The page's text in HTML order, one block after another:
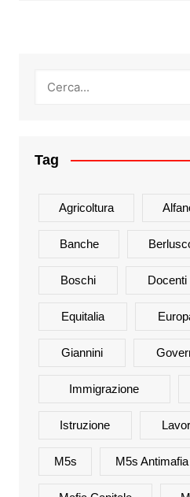
Tag
Agricoltura
Banche
Boschi Docenti
Equitalia
Giannini
Immigrazione
Istruzione
M5s M5s Antimafia